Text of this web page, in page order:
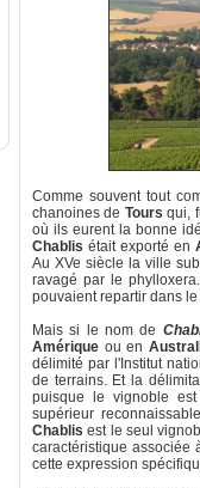
Comme souvent tout
chanoines de Tours qui,
où ils eurent la bonne
Chablis était exporté en
Au XVe siècle la ville
ravagé par le
pouvaient repartir dans
Mais si le nom de
Amérique ou en
délimité par l'Institut
de terrains. Et la
puisque le vignoble
supérieur
Chablis est le seul
caractéristique associée
cette expression